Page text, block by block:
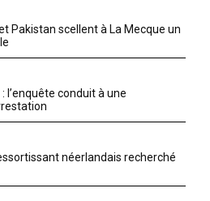
Pakistan scellent à La Mecque un
l’enquête conduit à une
néerlandais recherché